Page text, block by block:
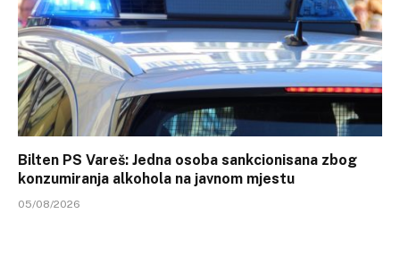
Bilten PS Vareš: Jedna osoba sankcionisana zbog
konzumiranja alkohola na javnom mjestu
05/08/2026